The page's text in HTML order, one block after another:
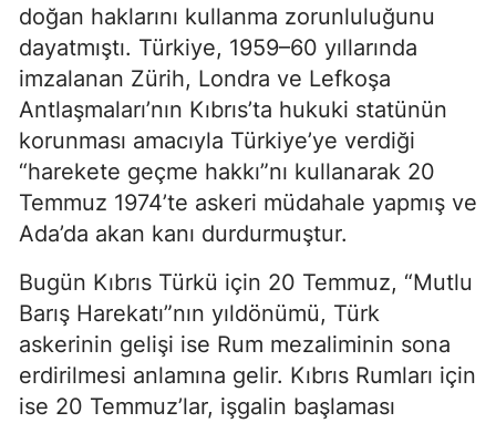
doğan haklarını kullanma zorunluluğunu
dayatmıştı. Türkiye, 1959–60 yıllarında
imzalanan Zürih, Londra ve Lefkoşa
Antlaşmaları’nın Kıbrıs’ta hukuki statünün
korunması amacıyla Türkiye’ye verdiği
“harekete geçme hakkı”nı kullanarak 20
Temmuz 1974’te askeri müdahale yapmış ve
Ada’da akan kanı durdurmuştur.
Bugün Kıbrıs Türkü için 20 Temmuz, “Mutlu
Barış Harekatı”nın yıldönümü, Türk
askerinin gelişi ise Rum mezaliminin sona
erdirilmesi anlamına gelir. Kıbrıs Rumları için
ise 20 Temmuz’lar, işgalin başlaması